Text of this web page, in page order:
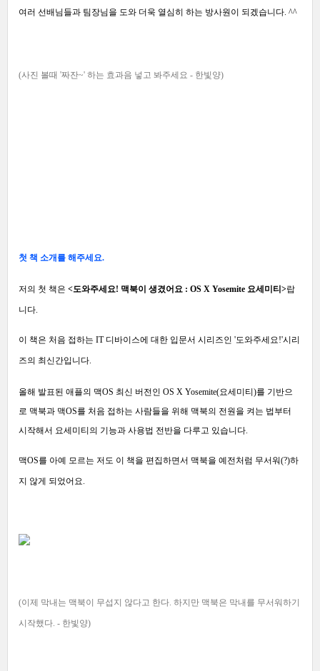
여러 선배님들과 팀장님을 도와 더욱 열심히 하는 방사원이 되겠습니다. ^^
(사진 볼때 '짜잔~' 하는 효과음 넣고 봐주세요 - 한빛양)
첫 책 소개를 해주세요.
저의 첫 책은 <도와주세요! 맥북이 생겼어요 : OS X Yosemite 요세미티>랍
니다.
이 책은 처음 접하는 IT 디바이스에 대한 입문서 시리즈인 '도와주세요!'시리
즈의 최신간입니다.
올해 발표된 애플의 맥OS 최신 버전인 OS X Yosemite(요세미티)를 기반으
로 맥북과 맥OS를 처음 접하는 사람들을 위해 맥북의 전원을 켜는 법부터
시작해서 요세미티의 기능과 사용법 전반을 다루고 있습니다.
맥OS를 아예 모르는 저도 이 책을 편집하면서 맥북을 예전처럼 무서워(?)하
지 않게 되었어요.
(이제 막내는 맥북이 무섭지 않다고 한다. 하지만 맥북은 막내를 무서워하기
시작했다. - 한빛양)